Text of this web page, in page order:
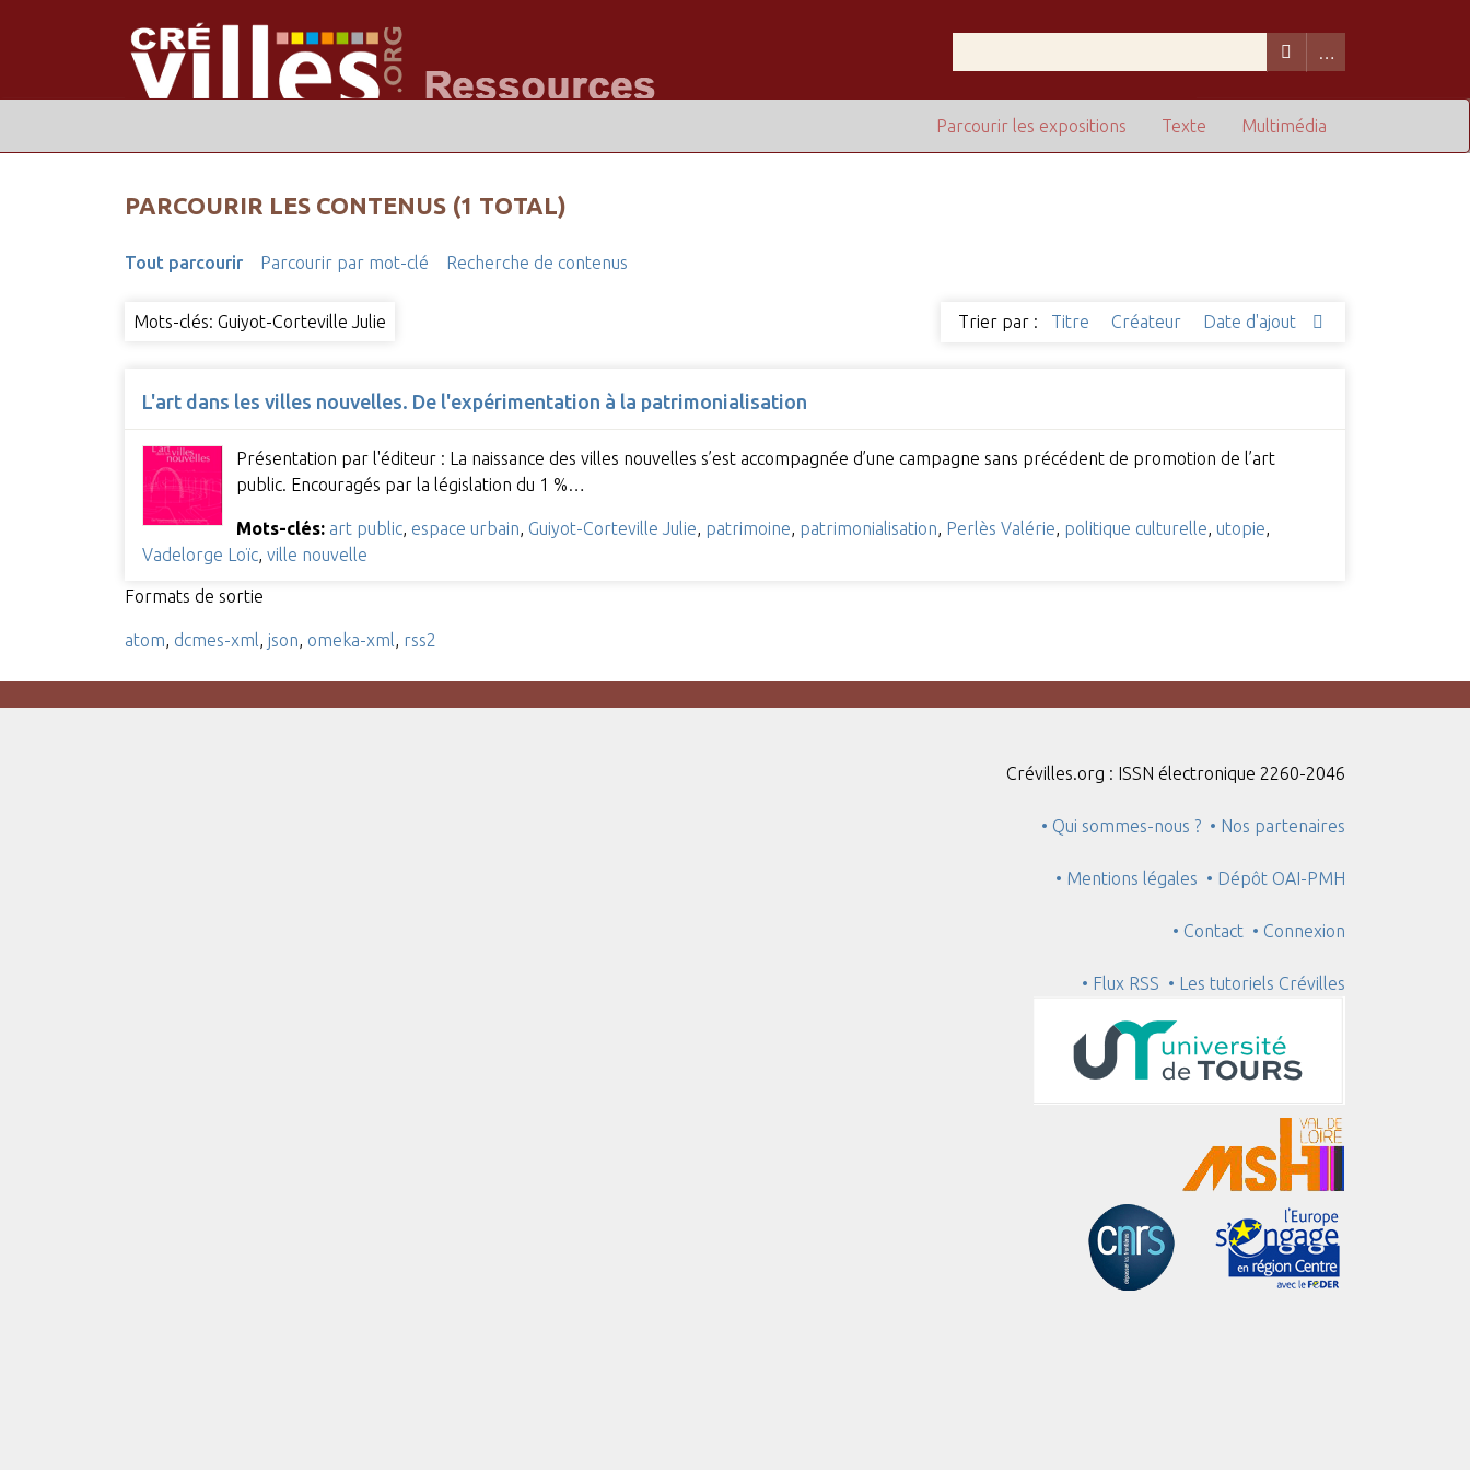
Multimédia
Texte
Parcourir les expositions
PARCOURIR LES CONTENUS (1 TOTAL)
Tout parcourir Parcourir par mot-clé Recherche de contenus
Mots-clés: Guiyot-Corteville Julie Trier par : Titre Créateur Date d'ajout
L'art dans les villes nouvelles. De l'expérimentation à la patrimonialisation
Présentation par l'éditeur : La naissance des villes nouvelles s’est accompagnée d’une campagne sans précédent de promotion de l’art
public. Encouragés par la législation du 1 %…
Mots-clés: art public, espace urbain Guiyot-Corteville Julie patrimoine patrimonialisation Perlès Valérie politique culturelle utopie
Vadelorge Loïc, ville nouvelle
Formats de sortie
atom dcmes-xml json omeka-xml rss2
Crévilles.org : ISSN électronique 2260-2046
• Qui sommes-nous ? • Nos partenaires
• Mentions légales • Dépôt OAI-PMH
• Contact • Connexion
• Flux RSS • Les tutoriels Crévilles